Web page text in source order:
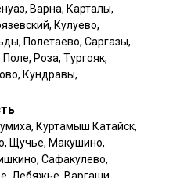
Варна, Карталы,
Кулуево,
Полетаево, Саргазы,
Роза, Тургояк,
Кундравы,
Куртамыш Катайск,
Щучье, Макушино,
Сафакулево,